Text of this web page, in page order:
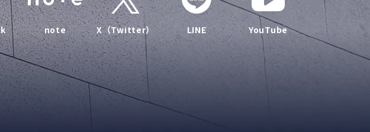
note X（Twitter） LINE YouTube